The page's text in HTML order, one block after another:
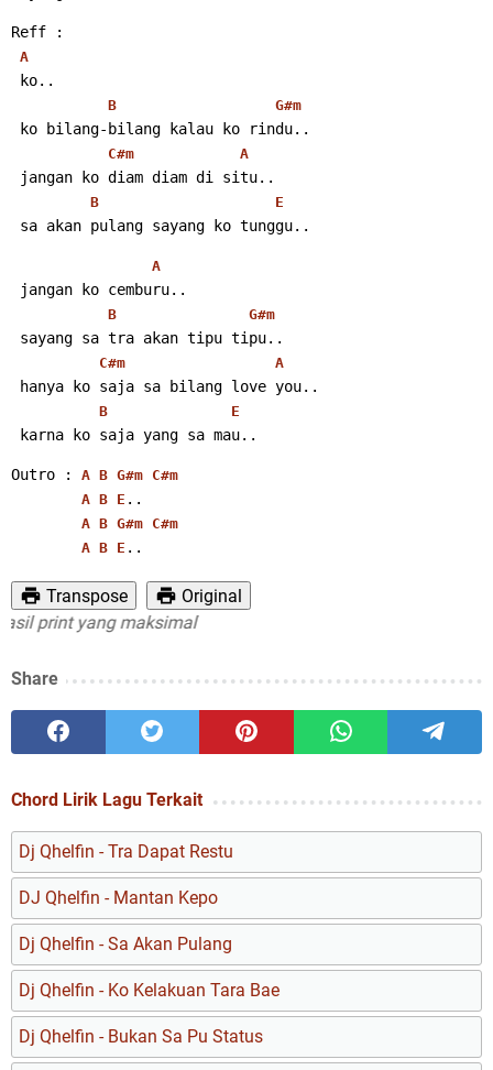
Reff :
A
ko..
B G#m
ko bilang-bilang kalau ko rindu..
C#m A
jangan ko diam diam di situ..
B E
sa akan pulang sayang ko tunggu..
A
jangan ko cemburu..
B G#m
sayang sa tra akan tipu tipu..
C#m A
hanya ko saja sa bilang love you..
B E
karna ko saja yang sa mau..
Outro : A B G#m C#m
A B E ..
A B G#m C#m
A B E ..
Transpose
Original
yang maksimal
Share
Chord Lirik Lagu Terkait
Dj Qhelfin - Tra Dapat Restu
DJ Qhelfin - Mantan Kepo
Dj Qhelfin - Sa Akan Pulang
Dj Qhelfin - Ko Kelakuan Tara Bae
Dj Qhelfin - Bukan Sa Pu Status